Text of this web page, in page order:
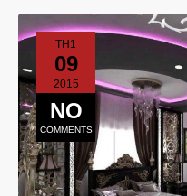
TH1
09
2015
NO
COMMENTS